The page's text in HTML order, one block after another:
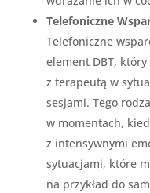
Telefoniczne
Telefoniczne
element DBT,
z terapeutą w
sesjami. Tego
w momentach,
z intensywnymi
sytuacjami, które
na przykład do